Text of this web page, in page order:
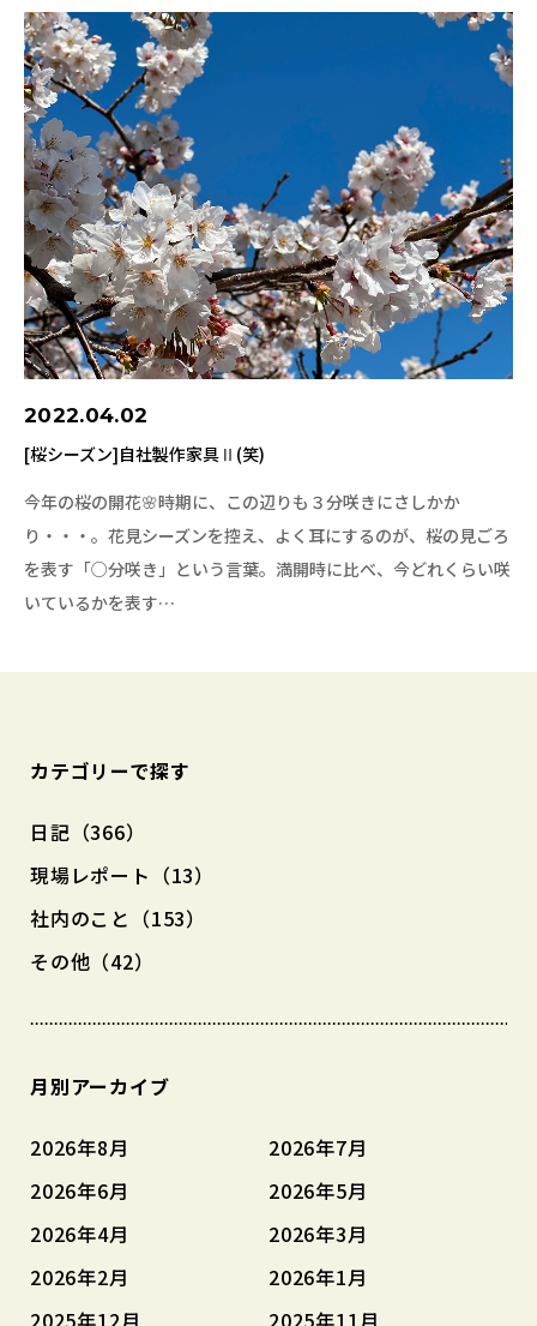
2022.04.02
[桜シーズン]自社製作家具Ⅱ(笑)
今年の桜の開花🌸時期に、この辺りも３分咲きにさしかか
り・・・。花見シーズンを控え、よく耳にするのが、桜の見ごろ
を表す「○分咲き」という言葉。満開時に比べ、今どれくらい咲
いているかを表す…
カテゴリーで探す
日記（366）
現場レポート（13）
社内のこと（153）
その他（42）
月別アーカイブ
2026年8月
2026年7月
2026年6月
2026年5月
2026年4月
2026年3月
2026年2月
2026年1月
2025年12月
2025年11月